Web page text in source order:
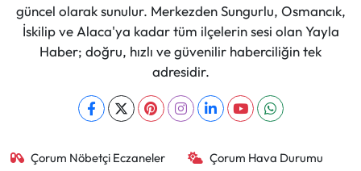
güncel olarak sunulur. Merkezden Sungurlu, Osmancık,
İskilip ve Alaca'ya kadar tüm ilçelerin sesi olan Yayla
Haber; doğru, hızlı ve güvenilir haberciliğin tek
adresidir.
Çorum Nöbetçi Eczaneler Çorum Hava Durumu